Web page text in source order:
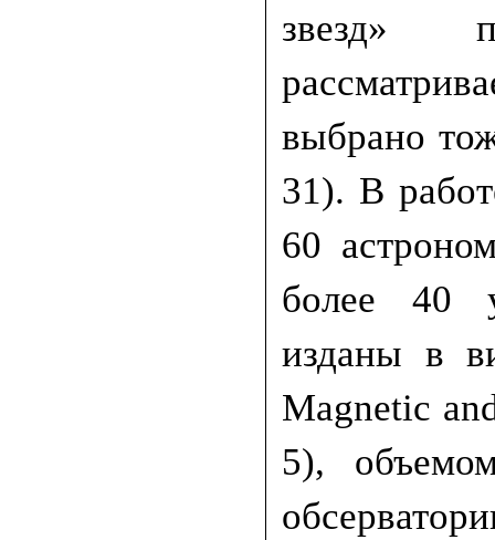
звезд»
выбрано
31). В
60
более 40
изданы в
Magnetic
5),